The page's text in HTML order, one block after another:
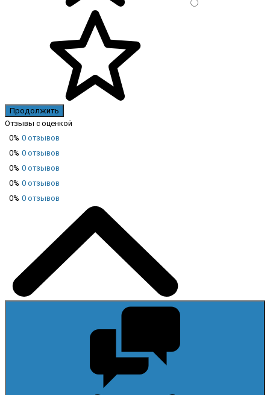
Продолжить
Отзывы с оценкой
0% 0 отзывов
0% 0 отзывов
0% 0 отзывов
0% 0 отзывов
0% 0 отзывов